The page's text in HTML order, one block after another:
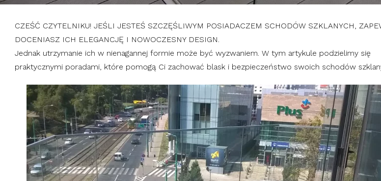
CZEŚĆ CZYTELNIKU! JEŚLI JESTEŚ SZCZĘŚLIWYM POSIADACZEM SCHODÓW SZKLANYCH,
DOCENIASZ ICH ELEGANCJĘ I NOWOCZESNY DESIGN.
Jednak utrzymanie ich w nienagannej formie może być wyzwaniem. W tym artykule podzielimy się
praktycznymi poradami, które pomogą Ci zachować blask i bezpieczeństwo swoich schodów